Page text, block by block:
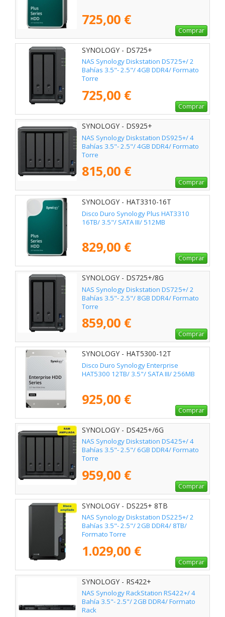
725,00 €
Comprar
SYNOLOGY - DS725+
NAS Synology Diskstation DS725+/ 2
Bahías 3.5"- 2.5"/ 4GB DDR4/ Formato
Torre
725,00 €
Comprar
SYNOLOGY - DS925+
NAS Synology Diskstation DS925+/ 4
Bahías 3.5"- 2.5"/ 4GB DDR4/ Formato
Torre
815,00 €
Comprar
SYNOLOGY - HAT3310-16T
Disco Duro Synology Plus HAT3310
16TB/ 3.5"/ SATA III/ 512MB
829,00 €
Comprar
SYNOLOGY - DS725+/8G
NAS Synology Diskstation DS725+/ 2
Bahías 3.5"- 2.5"/ 8GB DDR4/ Formato
Torre
859,00 €
Comprar
SYNOLOGY - HAT5300-12T
Disco Duro Synology Enterprise
HAT5300 12TB/ 3.5"/ SATA III/ 256MB
925,00 €
Comprar
SYNOLOGY - DS425+/6G
NAS Synology Diskstation DS425+/ 4
Bahías 3.5"- 2.5"/ 6GB DDR4/ Formato
Torre
959,00 €
Comprar
SYNOLOGY - DS225+ 8TB
NAS Synology Diskstation DS225+/ 2
Bahías 3.5"- 2.5"/ 2GB DDR4/ 8TB/
Formato Torre
1.029,00 €
Comprar
SYNOLOGY - RS422+
NAS Synology RackStation RS422+/ 4
Bahía 3.5"- 2.5"/ 2GB DDR4/ Formato
Rack